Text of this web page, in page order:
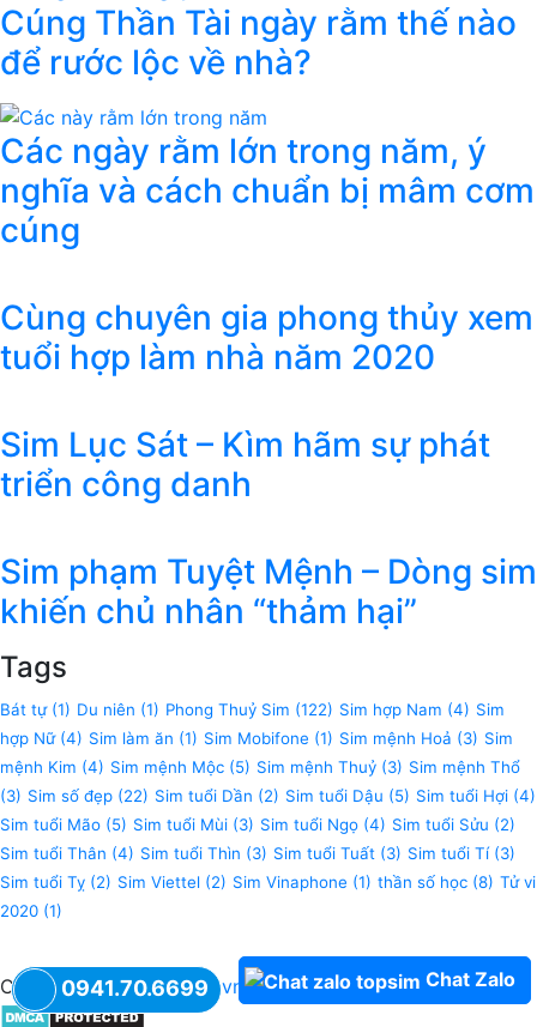
Cúng Thần Tài ngày rằm thế nào
để rước lộc về nhà?
Các ngày rằm lớn trong năm, ý
nghĩa và cách chuẩn bị mâm cơm
cúng
Cùng chuyên gia phong thủy xem
tuổi hợp làm nhà năm 2020
Sim Lục Sát – Kìm hãm sự phát
triển công danh
Sim phạm Tuyệt Mệnh – Dòng sim
khiến chủ nhân “thảm hại”
Tags
Bát tự(1) Du niên (1) Phong Thuỷ Sim (122) Sim hợp Nam (4) Sim
hợp Nữ(4) Sim làm ăn (1) Sim Mobifone (1) Sim mệnh Hoả (3) Sim
mệnh Kim (4) Sim mệnh Mộc (5) Sim mệnh Thuỷ (3) Sim mệnh Thổ
(3) Sim số đẹp (22) Sim tuổi Dần (2) Sim tuổi Dậu (5) Sim tuổi Hợi (4)
Sim tuổi Mão (5) Sim tuổi Mùi (3) Sim tuổi Ngọ (4) Sim tuổi Sửu (2)
Sim tuổi Thân (4) Sim tuổi Thìn (3) Sim tuổi Tuất (3) Sim tuổi Tí(3)
Sim tuổi Tỵ (2) Sim Viettel (2) Sim Vinaphone (1) thần số học (8) Tử vi
2020 (1)
Copyright © 2018XSIM.vn
0941.70.6699 Chat Zalo